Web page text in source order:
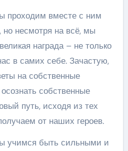
проходим вместе с ним
но несмотря на всё, мы
награда – не только
в самих себе. Зачастую,
на собственные
собственные
путь, исходя из тех
от наших героев.
учимся быть сильными и